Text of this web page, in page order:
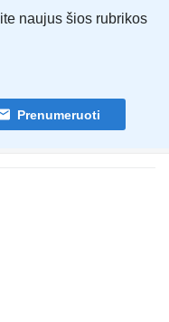
naujus šios rubrikos
Prenumeruoti